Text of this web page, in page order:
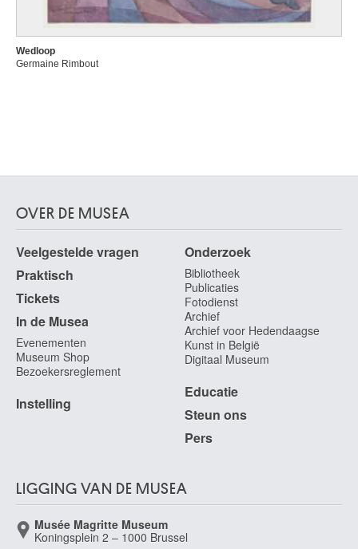
Wedloop
Germaine Rimbout
OVER DE MUSEA
Veelgestelde vragen
Praktisch
Tickets
In de Musea
Evenementen
Museum Shop
Bezoekersreglement
Instelling
Onderzoek
Bibliotheek
Publicaties
Fotodienst
Archief
Archief voor Hedendaagse
Kunst in België
Digitaal Museum
Educatie
Steun ons
Pers
LIGGING VAN DE MUSEA
Musée Magritte Museum
Koningsplein 2 – 1000 Brussel